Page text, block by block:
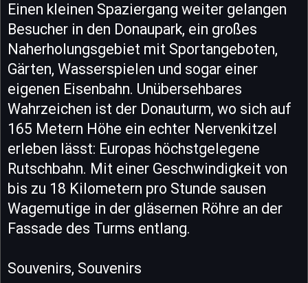
Einen kleinen Spaziergang weiter gelangen
Besucher in den Donaupark, ein großes
Naherholungsgebiet mit Sportangeboten,
Gärten, Wasserspielen und sogar einer
eigenen Eisenbahn. Unübersehbares
Wahrzeichen ist der Donauturm, wo sich auf
165 Metern Höhe ein echter Nervenkitzel
erleben lässt: Europas höchstgelegene
Rutschbahn. Mit einer Geschwindigkeit von
bis zu 18 Kilometern pro Stunde sausen
Wagemutige in der gläsernen Röhre an der
Fassade des Turms entlang.
Souvenirs, Souvenirs